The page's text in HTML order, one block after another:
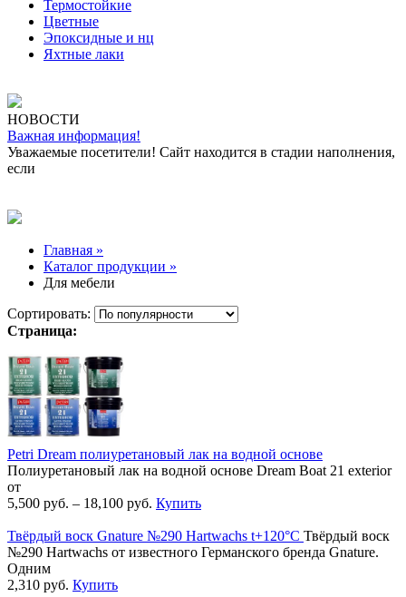
Термостойкие
Цветные
Эпоксидные и нц
Яхтные лаки
НОВОСТИ
Важная информация!
Уважаемые посетители! Сайт находится в стадии наполнения,
если
Главная »
Каталог продукции »
Для мебели
Сортировать:
Страница:
Petri Dream полиуретановый лак на водной основе
Полиуретановый лак на водной основе Dream Boat 21 exterior
от
5,500 руб. – 18,100 руб. Купить
Твёрдый воск Gnature №290 Hartwachs t+120°C Твёрдый воск
№290 Hartwachs от известного Германского бренда Gnature.
Одним
2,310 руб. Купить